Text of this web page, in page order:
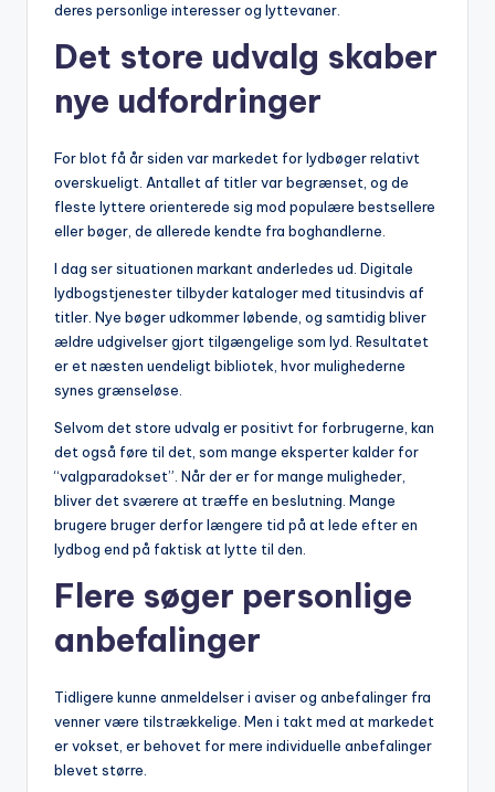
deres personlige interesser og lyttevaner.
Det store udvalg skaber
nye udfordringer
For blot få år siden var markedet for lydbøger relativt
overskueligt. Antallet af titler var begrænset, og de
fleste lyttere orienterede sig mod populære bestsellere
eller bøger, de allerede kendte fra boghandlerne.
I dag ser situationen markant anderledes ud. Digitale
lydbogstjenester tilbyder kataloger med titusindvis af
titler. Nye bøger udkommer løbende, og samtidig bliver
ældre udgivelser gjort tilgængelige som lyd. Resultatet
er et næsten uendeligt bibliotek, hvor mulighederne
synes grænseløse.
Selvom det store udvalg er positivt for forbrugerne, kan
det også føre til det, som mange eksperter kalder for
“valgparadokset”. Når der er for mange muligheder,
bliver det sværere at træffe en beslutning. Mange
brugere bruger derfor længere tid på at lede efter en
lydbog end på faktisk at lytte til den.
Flere søger personlige
anbefalinger
Tidligere kunne anmeldelser i aviser og anbefalinger fra
venner være tilstrækkelige. Men i takt med at markedet
er vokset, er behovet for mere individuelle anbefalinger
blevet større.